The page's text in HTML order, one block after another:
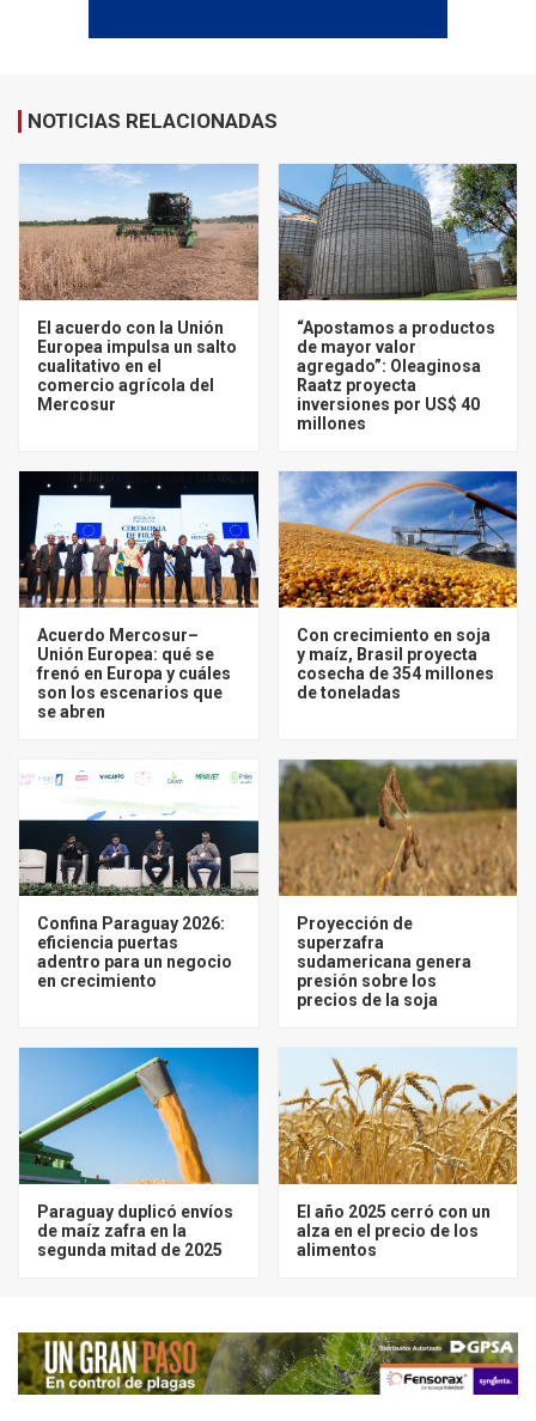
NOTICIAS RELACIONADAS
El acuerdo con la Unión
Europea impulsa un salto
cualitativo en el
comercio agrícola del
Mercosur
“Apostamos a productos
de mayor valor
agregado”: Oleaginosa
Raatz proyecta
inversiones por US$ 40
millones
Acuerdo Mercosur–
Unión Europea: qué se
frenó en Europa y cuáles
son los escenarios que
se abren
Con crecimiento en soja
y maíz, Brasil proyecta
cosecha de 354 millones
de toneladas
Confina Paraguay 2026:
eficiencia puertas
adentro para un negocio
en crecimiento
Proyección de
superzafra
sudamericana genera
presión sobre los
precios de la soja
Paraguay duplicó envíos
de maíz zafra en la
segunda mitad de 2025
El año 2025 cerró con un
alza en el precio de los
alimentos